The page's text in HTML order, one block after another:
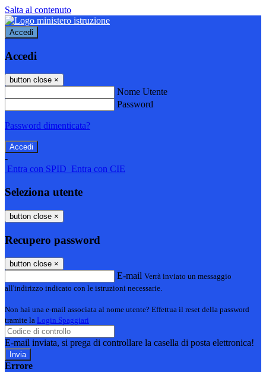
Salta al contenuto
Accedi
Accedi
button close ×
Nome Utente
Password
Password dimenticata?
-
Entra con SPID Entra con CIE
Seleziona utente
button close ×
Recupero password
button close ×
E-mail Verrà inviato un messaggio
all'indirizzo indicato con le istruzioni necessarie.
Non hai una e-mail associata al nome utente? Effettua il reset della password
tramite la Login Spaggiari
E-mail inviata, si prega di controllare la casella di posta elettronica!
Errore